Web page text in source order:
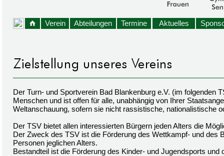
Verein Abteilungen Termine Aktuelles
Der Turn- und Sportverein Bad Blankenburg e.V. (im folgenden
Menschen und ist offen für alle, unabhängig von Ihrer
Weltanschauung, sofern sie nicht rassistische, nationalistische
Der TSV bietet allen interessierten Bürgern jeden Alters die
Der Zweck des TSV ist die Förderung des Wettkampf- und des
Personen jeglichen Alters.
Bestandteil ist die Förderung des Kinder- und Jugendsports und